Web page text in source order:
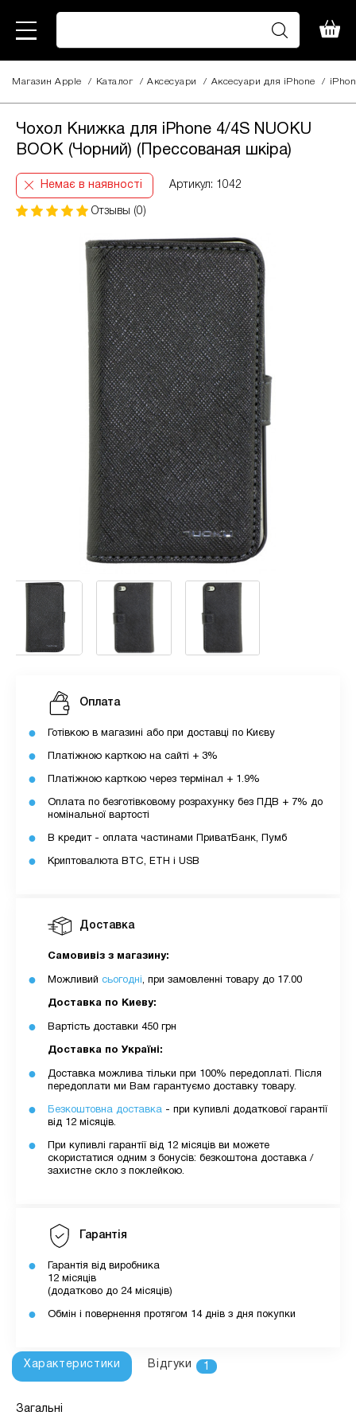
Магазин Apple / Каталог / Аксесуари / Аксесуари для iPhone /
Чохол Книжка для iPhone 4/4S NUOKU
BOOK (Чорний) (Прессованая шкіра)
Немає в наявності Артикул: 1042
Отзывы (0)
Доставка
Самовивіз з магазину:
Можливий сьогодні , при замовленні товару до 17.00
Доставка по Киеву:
Вартість доставки 450 грн
Доставка по Україні:
Доставка можлива тільки при 100% передоплаті. Після
передоплати ми Вам гарантуємо доставку товару.
Безкоштовна доставка - при купивлі додаткової гарантії
від 12 місяців.
При купивлі гарантії від 12 місяців ви можете
скористатися одним з бонусів: безкоштона доставка /
захистне скло з поклейкою.
Гарантія
Гарантія від виробника
12 місяців
(додатково до 24 місяців)
Обмін і повернення протягом 14 днів з дня покупки
Оплата
Готівкою в магазині або при доставці по Києву
Платіжною карткою на сайті + 3%
Платіжною карткою через термінал + 1.9%
Оплата по безготівковому розрахунку без ПДВ + 7% до
номінальної вартості
В кредит - оплата частинами ПриватБанк, Пумб
Криптовалюта BTC, ETH і USB
Характеристики Відгуки 1
Загальні